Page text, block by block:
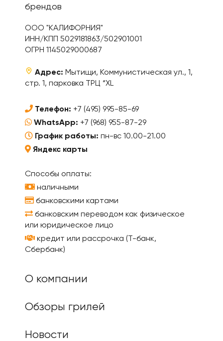
брендов
ООО "КАЛИФОРНИЯ"
ИНН/КПП 5029181863/502901001
ОГРН 1145029000687
Адрес: Мытищи, Коммунистическая ул., 1,
стр. 1, парковка ТРЦ “XL
Телефон: +7 (495) 995-85-69
WhatsApp: +7 (968) 955-87-29
График работы: пн-вс 10.00-21.00
Яндекс карты
Способы оплаты:
наличными
банковскими картами
банковским переводом как физическое
или юридическое лицо
кредит или рассрочка (Т-банк,
Сбербанк)
О компании
Обзоры грилей
Новости